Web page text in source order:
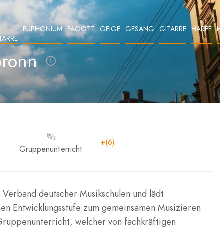
EUPHONIUM FAGOTT GEIGE GESANG GITARRE HARFE
Gruppenunterricht
+(6)
deutscher Musikschulen und lädt
Entwicklungsstufe zum gemeinsamen Musizieren
welcher von fachkräftigen